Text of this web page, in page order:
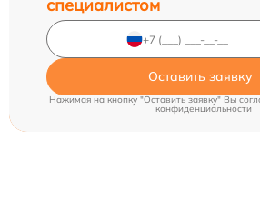
специалистом
Оставить заявку
Нажимая на кнопку "Оставить заявку" Вы
конфиденциальности